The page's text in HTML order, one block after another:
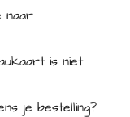
naar
is niet
je bestelling?